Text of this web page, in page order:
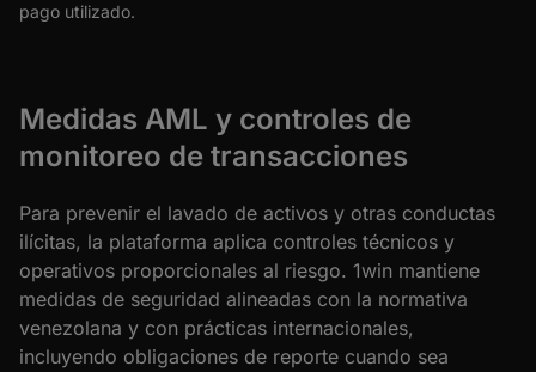
pago utilizado.
Medidas AML y controles de
monitoreo de transacciones
Para prevenir el lavado de activos y otras conductas
ilícitas, la plataforma aplica controles técnicos y
operativos proporcionales al riesgo. 1win mantiene
medidas de seguridad alineadas con la normativa
venezolana y con prácticas internacionales,
incluyendo obligaciones de reporte cuando sea